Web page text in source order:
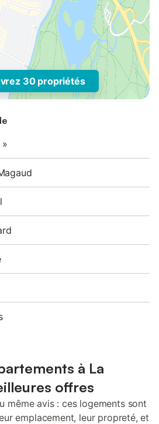
30 propriétés
à La
offres
même avis : ces logements sont
emplacement, leur propreté, et